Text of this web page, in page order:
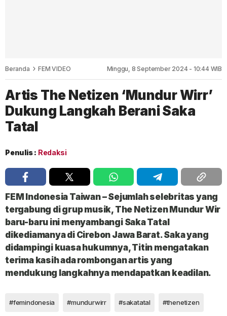
Beranda FEM VIDEO Minggu, 8 September 2024 - 10:44 WIB
Artis The Netizen ‘Mundur Wirr’
Dukung Langkah Berani Saka
Tatal
Penulis : Redaksi
FEM Indonesia Taiwan– Sejumlah selebritas yang
tergabung di grup musik, The Netizen Mundur Wir
baru-baru ini menyambangi Saka Tatal
dikediamanya di Cirebon Jawa Barat. Saka yang
didampingi kuasa hukumnya, Titin mengatakan
terima kasih ada rombongan artis yang
mendukung langkahnya mendapatkan keadilan.
#femindonesia #mundurwirr #sakatatal #thenetizen